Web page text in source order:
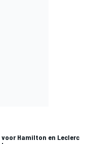
Hamilton en Leclerc